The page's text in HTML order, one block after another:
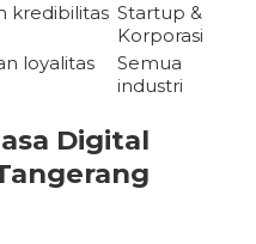
kredibilitas Startup &
Korporasi
loyalitas
Semua
industri
Digital